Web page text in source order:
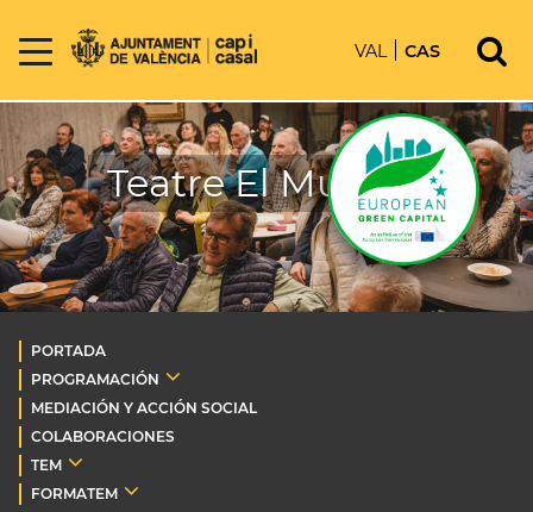
VAL CAS
Teatre El Musical
PORTADA
PROGRAMACIÓN
MEDIACIÓN Y ACCIÓN SOCIAL
COLABORACIONES
TEM
FORMATEM